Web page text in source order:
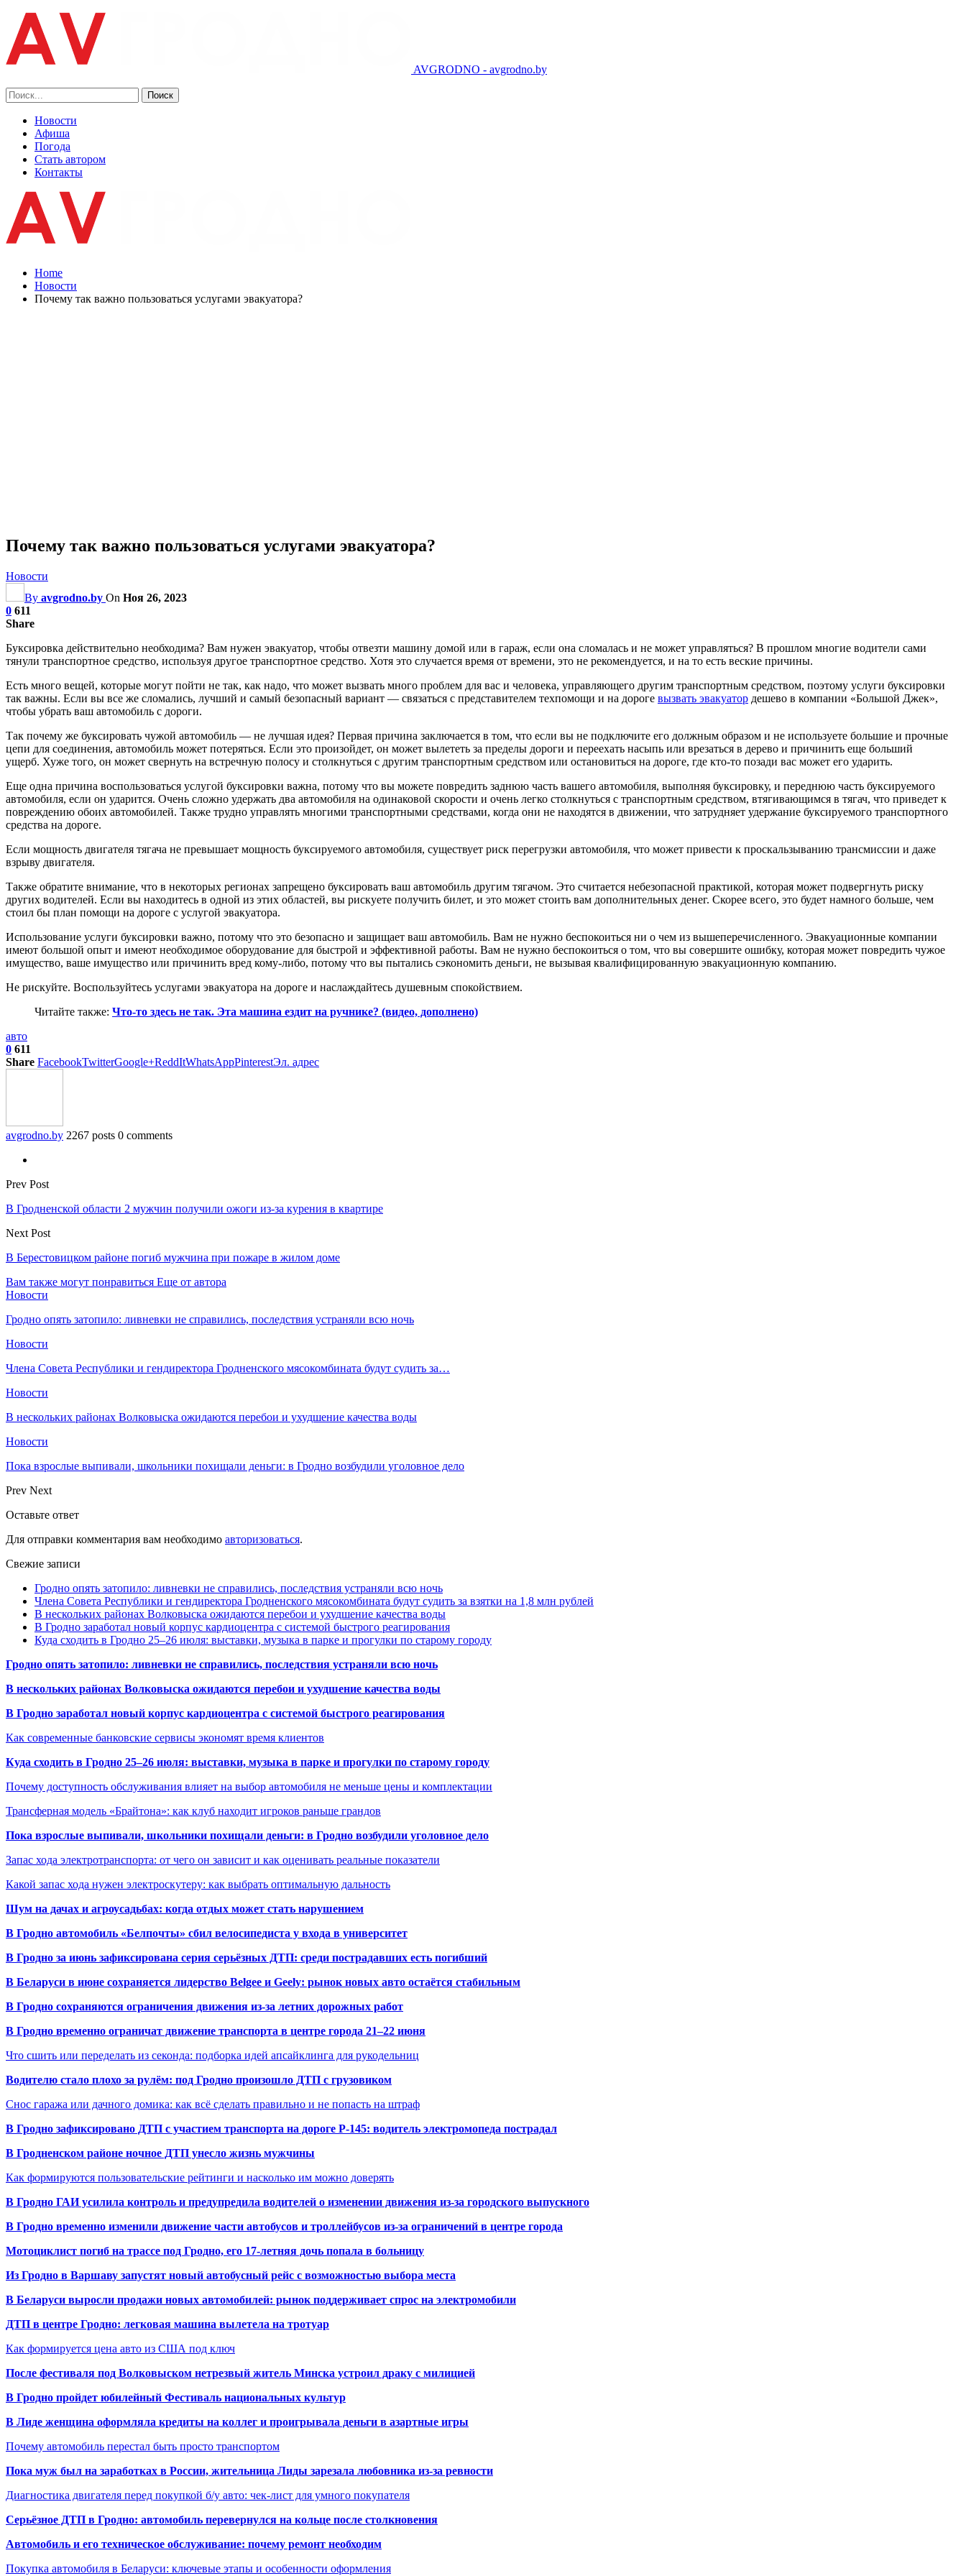
AVGRODNO - avgrodno.by
Новости
Афиша
Погода
Стать автором
Контакты
Home
Новости
Почему так важно пользоваться услугами эвакуатора?
Почему так важно пользоваться услугами эвакуатора?
Новости
By avgrodno.by On Ноя 26, 2023
0 611
Share
Буксировка действительно необходима? Вам нужен эвакуатор, чтобы отвезти машину домой или в гараж, если она сломалась и не может управляться? В прошлом многие водители сами
тянули транспортное средство, используя другое транспортное средство. Хотя это случается время от времени, это не рекомендуется, и на то есть веские причины.
Есть много вещей, которые могут пойти не так, как надо, что может вызвать много проблем для вас и человека, управляющего другим транспортным средством, поэтому услуги буксировки
так важны. Если вы все же сломались, лучший и самый безопасный вариант — связаться с представителем техпомощи и на дороге вызвать эвакуатор дешево в компании «Большой Джек»,
чтобы убрать ваш автомобиль с дороги.
Так почему же буксировать чужой автомобиль — не лучшая идея? Первая причина заключается в том, что если вы не подключите его должным образом и не используете большие и прочные
цепи для соединения, автомобиль может потеряться. Если это произойдет, он может вылететь за пределы дороги и переехать насыпь или врезаться в дерево и причинить еще больший
ущерб. Хуже того, он может свернуть на встречную полосу и столкнуться с другим транспортным средством или остановиться на дороге, где кто-то позади вас может его ударить.
Еще одна причина воспользоваться услугой буксировки важна, потому что вы можете повредить заднюю часть вашего автомобиля, выполняя буксировку, и переднюю часть буксируемого
автомобиля, если он ударится. Очень сложно удержать два автомобиля на одинаковой скорости и очень легко столкнуться с транспортным средством, втягивающимся в тягач, что приведет к
повреждению обоих автомобилей. Также трудно управлять многими транспортными средствами, когда они не находятся в движении, что затрудняет удержание буксируемого транспортного
средства на дороге.
Если мощность двигателя тягача не превышает мощность буксируемого автомобиля, существует риск перегрузки автомобиля, что может привести к проскальзыванию трансмиссии и даже
взрыву двигателя.
Также обратите внимание, что в некоторых регионах запрещено буксировать ваш автомобиль другим тягачом. Это считается небезопасной практикой, которая может подвергнуть риску
других водителей. Если вы находитесь в одной из этих областей, вы рискуете получить билет, и это может стоить вам дополнительных денег. Скорее всего, это будет намного больше, чем
стоил бы план помощи на дороге с услугой эвакуатора.
Использование услуги буксировки важно, потому что это безопасно и защищает ваш автомобиль. Вам не нужно беспокоиться ни о чем из вышеперечисленного. Эвакуационные компании
имеют большой опыт и имеют необходимое оборудование для быстрой и эффективной работы. Вам не нужно беспокоиться о том, что вы совершите ошибку, которая может повредить чужое
имущество, ваше имущество или причинить вред кому-либо, потому что вы пытались сэкономить деньги, не вызывая квалифицированную эвакуационную компанию.
Не рискуйте. Воспользуйтесь услугами эвакуатора на дороге и наслаждайтесь душевным спокойствием.
Читайте также: Что-то здесь не так. Эта машина ездит на ручнике? (видео, дополнено)
авто
0 611
Share FacebookTwitterGoogle+ReddItWhatsAppPinterestЭл. адрес
avgrodno.by 2267 posts 0 comments
Prev Post
В Гродненской области 2 мужчин получили ожоги из-за курения в квартире
Next Post
В Берестовицком районе погиб мужчина при пожаре в жилом доме
Вам также могут понравиться Еще от автора
Новости
Гродно опять затопило: ливневки не справились, последствия устраняли всю ночь
Новости
Члена Совета Республики и гендиректора Гродненского мясокомбината будут судить за…
Новости
В нескольких районах Волковыска ожидаются перебои и ухудшение качества воды
Новости
Пока взрослые выпивали, школьники похищали деньги: в Гродно возбудили уголовное дело
Prev Next
Оставьте ответ
Для отправки комментария вам необходимо авторизоваться.
Свежие записи
Гродно опять затопило: ливневки не справились, последствия устраняли всю ночь
Члена Совета Республики и гендиректора Гродненского мясокомбината будут судить за взятки на 1,8 млн рублей
В нескольких районах Волковыска ожидаются перебои и ухудшение качества воды
В Гродно заработал новый корпус кардиоцентра с системой быстрого реагирования
Куда сходить в Гродно 25–26 июля: выставки, музыка в парке и прогулки по старому городу
Гродно опять затопило: ливневки не справились, последствия устраняли всю ночь
В нескольких районах Волковыска ожидаются перебои и ухудшение качества воды
В Гродно заработал новый корпус кардиоцентра с системой быстрого реагирования
Как современные банковские сервисы экономят время клиентов
Куда сходить в Гродно 25–26 июля: выставки, музыка в парке и прогулки по старому городу
Почему доступность обслуживания влияет на выбор автомобиля не меньше цены и комплектации
Трансферная модель «Брайтона»: как клуб находит игроков раньше грандов
Пока взрослые выпивали, школьники похищали деньги: в Гродно возбудили уголовное дело
Запас хода электротранспорта: от чего он зависит и как оценивать реальные показатели
Какой запас хода нужен электроскутеру: как выбрать оптимальную дальность
Шум на дачах и агроусадьбах: когда отдых может стать нарушением
В Гродно автомобиль «Белпочты» сбил велосипедиста у входа в университет
В Гродно за июнь зафиксирована серия серьёзных ДТП: среди пострадавших есть погибший
В Беларуси в июне сохраняется лидерство Belgee и Geely: рынок новых авто остаётся стабильным
В Гродно сохраняются ограничения движения из-за летних дорожных работ
В Гродно временно ограничат движение транспорта в центре города 21–22 июня
Что сшить или переделать из секонда: подборка идей апсайклинга для рукодельниц
Водителю стало плохо за рулём: под Гродно произошло ДТП с грузовиком
Снос гаража или дачного домика: как всё сделать правильно и не попасть на штраф
В Гродно зафиксировано ДТП с участием транспорта на дороге Р-145: водитель электромопеда пострадал
В Гродненском районе ночное ДТП унесло жизнь мужчины
Как формируются пользовательские рейтинги и насколько им можно доверять
В Гродно ГАИ усилила контроль и предупредила водителей о изменении движения из-за городского выпускного
В Гродно временно изменили движение части автобусов и троллейбусов из-за ограничений в центре города
Мотоциклист погиб на трассе под Гродно, его 17-летняя дочь попала в больницу
Из Гродно в Варшаву запустят новый автобусный рейс с возможностью выбора места
В Беларуси выросли продажи новых автомобилей: рынок поддерживает спрос на электромобили
ДТП в центре Гродно: легковая машина вылетела на тротуар
Как формируется цена авто из США под ключ
После фестиваля под Волковыском нетрезвый житель Минска устроил драку с милицией
В Гродно пройдет юбилейный Фестиваль национальных культур
В Лиде женщина оформляла кредиты на коллег и проигрывала деньги в азартные игры
Почему автомобиль перестал быть просто транспортом
Пока муж был на заработках в России, жительница Лиды зарезала любовника из-за ревности
Диагностика двигателя перед покупкой б/у авто: чек-лист для умного покупателя
Серьёзное ДТП в Гродно: автомобиль перевернулся на кольце после столкновения
Автомобиль и его техническое обслуживание: почему ремонт необходим
Покупка автомобиля в Беларуси: ключевые этапы и особенности оформления